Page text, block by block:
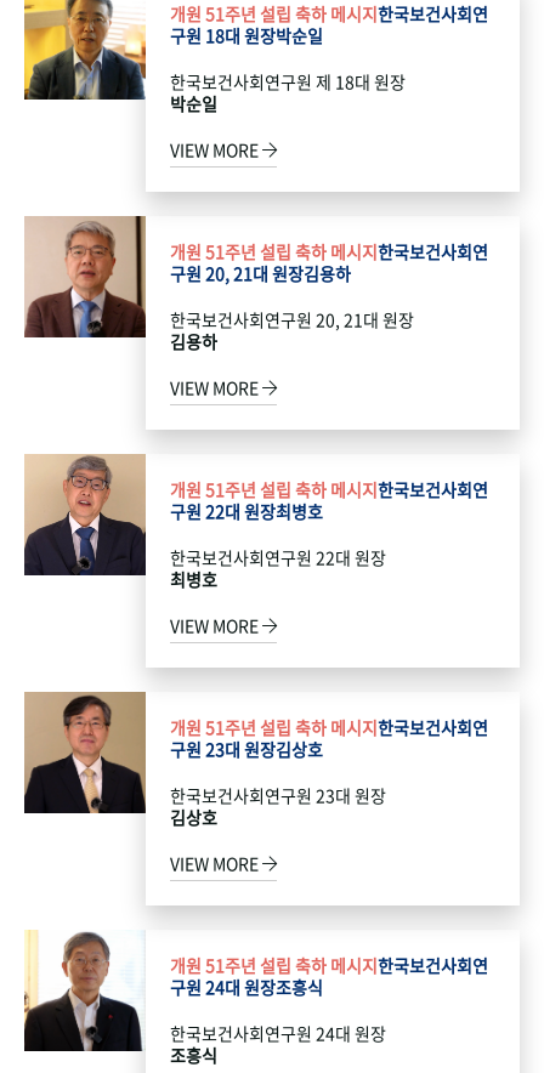
개원 51주년 설립 축하 메시지한국보건사회연
구원 18대 원장박순일
한국보건사회연구원 제 18대 원장
박순일
VIEW MORE
개원 51주년 설립 축하 메시지한국보건사회연
구원 20, 21대 원장김용하
한국보건사회연구원 20, 21대 원장
김용하
VIEW MORE
개원 51주년 설립 축하 메시지한국보건사회연
구원 22대 원장최병호
한국보건사회연구원 22대 원장
최병호
VIEW MORE
개원 51주년 설립 축하 메시지한국보건사회연
구원 23대 원장김상호
한국보건사회연구원 23대 원장
김상호
VIEW MORE
개원 51주년 설립 축하 메시지한국보건사회연
구원 24대 원장조흥식
한국보건사회연구원 24대 원장
조흥식